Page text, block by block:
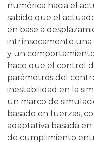
numérica hacia el
sabido que el
en base a
intrínsecamente
y un
hace que el control
parámetros del
inestabilidad en la
un marco de
basado en fuerzas,
adaptativa basada
de cumplimiento